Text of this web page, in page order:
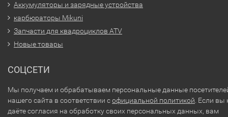
Аккумуляторы и зарядные устройства
карбюраторы Mikuni
Запчасти для квадроциклов ATV
Новые товары
СОЦСЕТИ
Мы получаем и обрабатываем персональные данные
нашего сайта в соответствии софициальной политикой. Если вы
даёте согласия на обработку своих персональных данных, вам